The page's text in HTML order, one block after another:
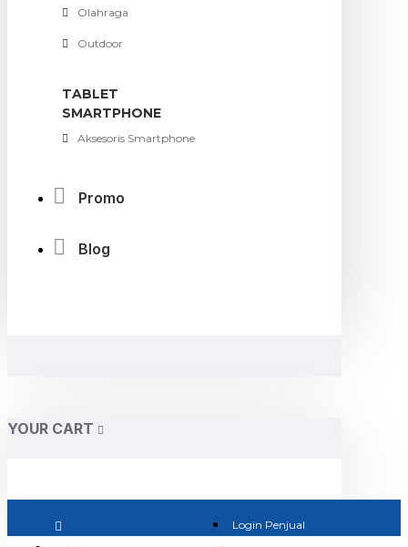
Olahraga
Outdoor
TABLET
SMARTPHONE
Aksesoris Smartphone
Promo
Blog
YOUR CART
Login Penjual